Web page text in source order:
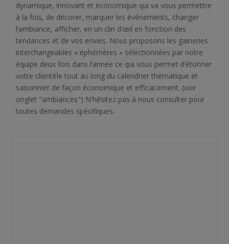
dynamique, innovant et économique qui va vous permettre
à la fois, de décorer, marquer les événements, changer
l’ambiance, afficher, en un clin d’œil en fonction des
tendances et de vos envies. Nous proposons les gaineries
interchangeables « éphémères » sélectionnées par notre
équipe deux fois dans l’année ce qui vous permet d’étonner
votre clientèle tout au long du calendrier thématique et
saisonnier de façon économique et efficacement. (voir
onglet "ambiances") N'hésitez pas à nous consulter pour
toutes demandes spécifiques.